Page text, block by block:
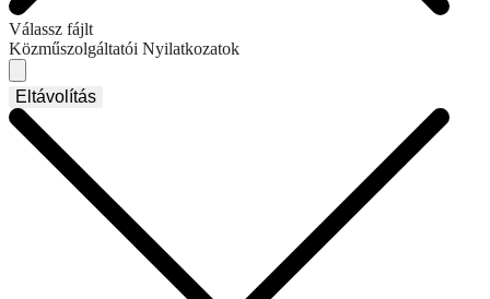
Válassz fájlt
Közműszolgáltatói Nyilatkozatok
Eltávolítás